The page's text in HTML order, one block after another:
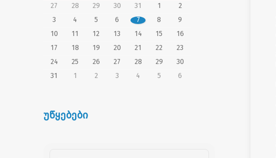
27
28 29 30 31 1
2
3
4 5 6 7 8
9
10
11 12 13 14 15
16
17
18 19 20 21 22
23
24
25 26 27 28 29
30
31
1 2 3 4 5 6
უწყებები